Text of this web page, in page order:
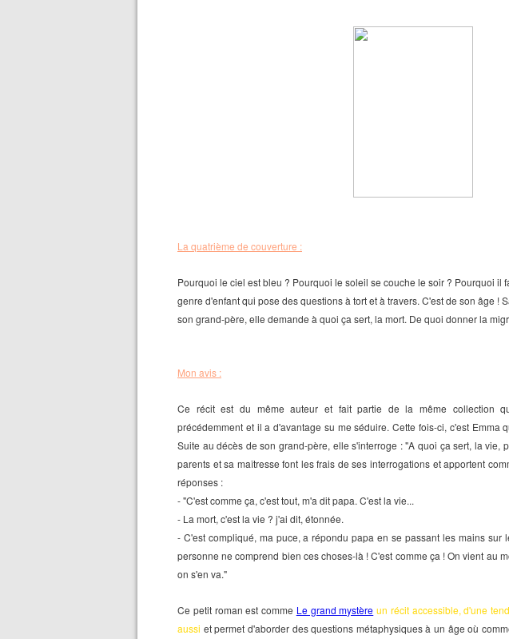
La quatrième de couverture :
Pourquoi le ciel est bleu ? Pourquoi le soleil se couche le soir ? Pourquoi il
genre d'enfant qui pose des questions à tort et à travers. C'est de son âge !
son grand-père, elle demande à quoi ça sert, la mort. De quoi donner la
Mon avis :
Ce récit est du même auteur et fait partie de la même collection
précédemment et il a d'avantage su me séduire. Cette fois-ci, c'est Emma
Suite au décès de son grand-père, elle s'interroge : "A quoi ça sert, la vie,
parents et sa maîtresse font les frais de ses interrogations et apportent
réponses :
- "C'est comme ça, c'est tout, m'a dit papa. C'est la vie...
- La mort, c'est la vie ? j'ai dit, étonnée.
- C'est compliqué, ma puce, a répondu papa en se passant les mains sur
personne ne comprend bien ces choses-là ! C'est comme ça ! On vient au
on s'en va."
Ce petit roman est comme Le grand mystère un récit accessible, d'une
aussi et permet d'aborder des questions métaphysiques à un âge où